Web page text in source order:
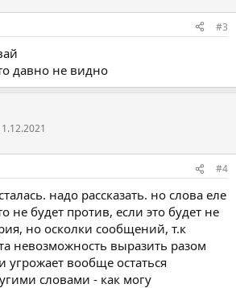
#3
давно не видно
#4
надо рассказать. но слова еле
не будет против, если это будет не
но осколки сообщений, т.к
невозможность выразить разом
угрожает вообще остаться
словами - как могу